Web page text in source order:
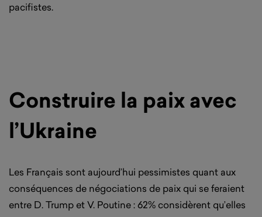
pacifistes.
Construire la paix avec
l’Ukraine
Les Français sont aujourd’hui pessimistes quant aux
conséquences de négociations de paix qui se feraient
entre D. Trump et V. Poutine : 62% considèrent qu’elles